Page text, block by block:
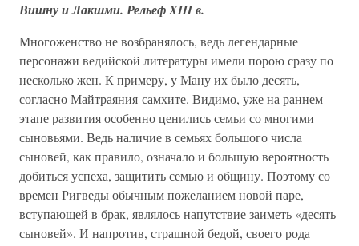
Вишну и Лакшми. Рельеф XIII в.
Многоженство не возбранялось, ведь легендарные
персонажи ведийской литературы имели порою сразу по
несколько жен. К примеру, у Ману их было десять,
согласно Майтраяния-самхите. Видимо, уже на раннем
этапе развития особенно ценились семьи со многими
сыновьями. Ведь наличие в семьях большого числа
сыновей, как правило, означало и большую вероятность
добиться успеха, защитить семью и общину. Поэтому со
времен Ригведы обычным пожеланием новой паре,
вступающей в брак, являлось напутствие заиметь «десять
сыновей». И напротив, страшной бедой, своего рода